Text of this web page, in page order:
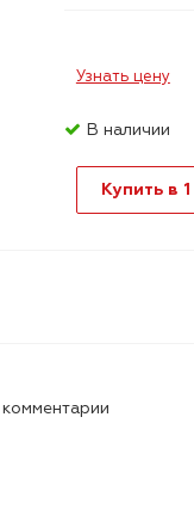
Узнать цену
В наличии
Купить в